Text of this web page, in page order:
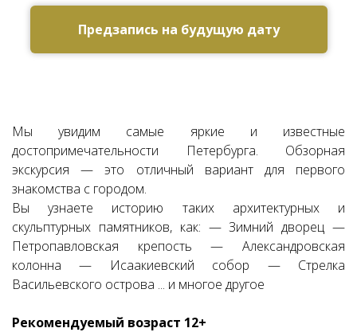
Предзапись на будущую дату
Мы увидим самые яркие и известные
достопримечательности Петербурга. Обзорная
экскурсия — это отличный вариант для первого
знакомства с городом.
Вы узнаете историю таких архитектурных и
скульптурных памятников, как: — Зимний дворец —
Петропавловская крепость — Александровская
колонна — Исаакиевский собор — Стрелка
Васильевского острова ... и многое другое
Рекомендуемый возраст 12+